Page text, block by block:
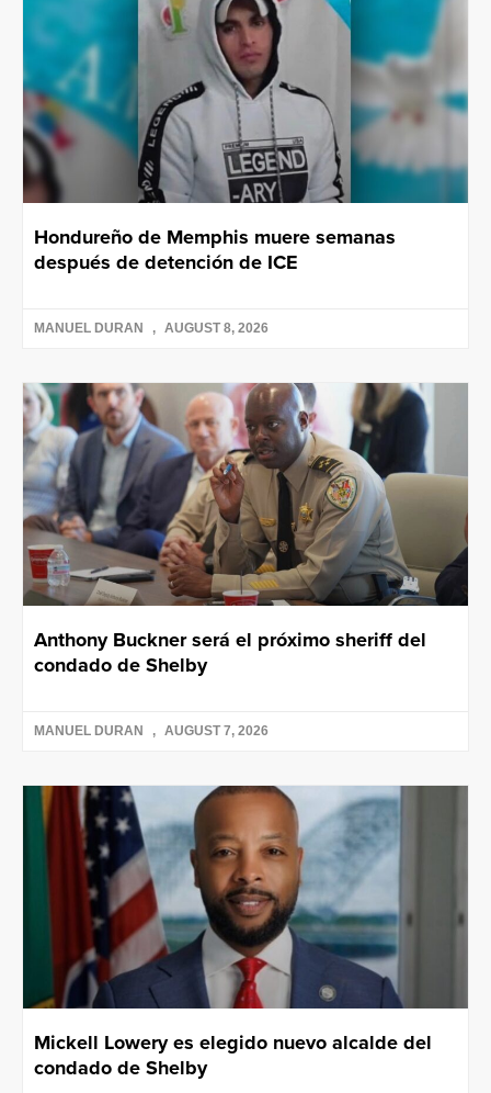
Hondureño de Memphis muere semanas
después de detención de ICE
MANUEL DURAN AUGUST 8, 2026
Anthony Buckner será el próximo sheriff del
condado de Shelby
MANUEL DURAN AUGUST 7, 2026
Mickell Lowery es elegido nuevo alcalde del
condado de Shelby